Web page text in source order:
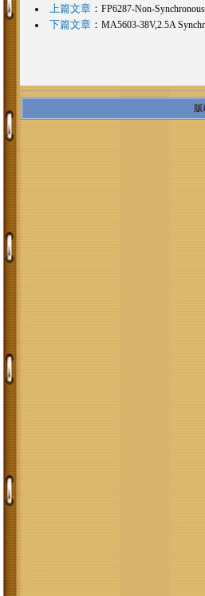
上篇文章： FP6287-Non-
下篇文章： MA5603-38V,2.5A